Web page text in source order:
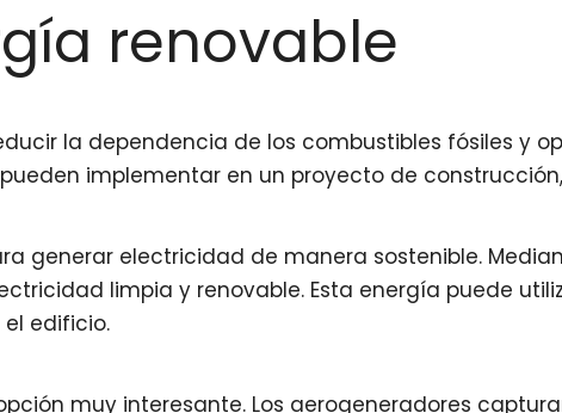
renovable
la dependencia de los combustibles fósiles y
implementar en un proyecto de
generar electricidad de manera sostenible.
limpia y renovable. Esta energía puede
edificio.
muy interesante. Los aerogeneradores